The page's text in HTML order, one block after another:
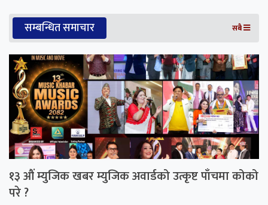
सम्बन्धित समाचार सबै
१३ औं म्युजिक खबर म्युजिक अवार्डको उत्कृष्ट पाँचमा कोको
परे ?